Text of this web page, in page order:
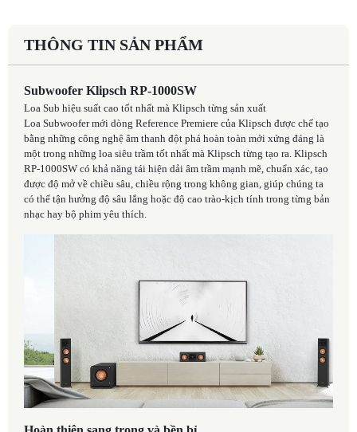
THÔNG TIN SẢN PHẨM
Subwoofer Klipsch RP-1000SW
Loa Sub hiệu suất cao tốt nhất mà Klipsch từng sản xuất
Loa Subwoofer mới dòng Reference Premiere của Klipsch được chế tạo
bằng những công nghệ âm thanh đột phá hoàn toàn mới xứng đáng là
một trong những loa siêu trầm tốt nhất mà Klipsch từng tạo ra. Klipsch
RP-1000SW có khả năng tái hiện dải âm trầm mạnh mẽ, chuẩn xác, tạo
được độ mở về chiều sâu, chiều rộng trong không gian, giúp chúng ta
có thể tận hưởng độ sâu lắng hoặc độ cao trào-kịch tính trong từng bản
nhạc hay bộ phim yêu thích.